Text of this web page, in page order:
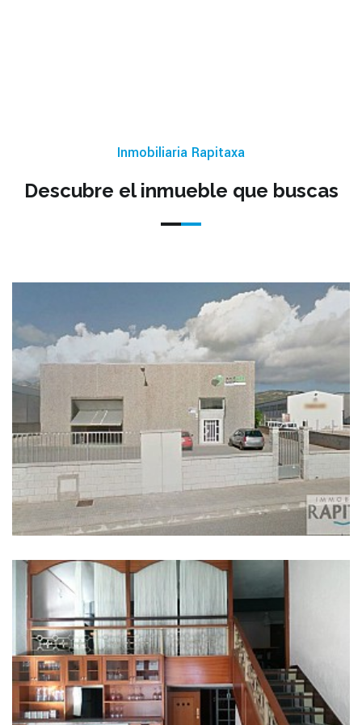
Inmobiliaria Rapitaxa
Descubre el inmueble que buscas